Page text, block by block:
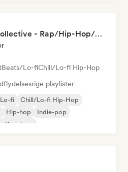
The Yume Collective - Rap/Hip-Hop/Pop/Indie/Rock/Lo-fi & More.
Beats/Lo-fiChill/Lo-fi Hip-Hop
playlister
fi
Chill/Lo-fi Hip-Hop
Hip-hop
Indie-pop
rap